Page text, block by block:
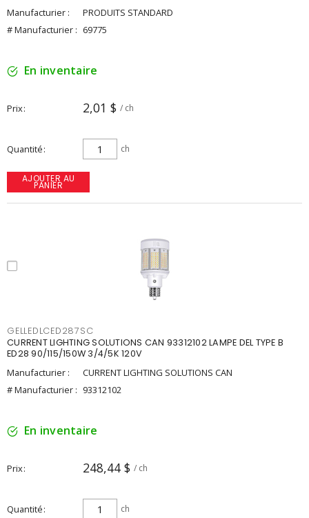
Manufacturier :
PRODUITS STANDARD
# Manufacturier : 69775
En inventaire
Prix 2,01 $ / ch
Quantité ch
AJOUTER AU
PANIER
GELLEDLCED287SC
CURRENT LIGHTING SOLUTIONS CAN 93312102 LAMPE DEL TYPE B
ED28 90/115/150W 3/4/5K 120V
Manufacturier :
CURRENT LIGHTING SOLUTIONS CAN
# Manufacturier : 93312102
En inventaire
Prix 248,44 $ / ch
Quantité ch